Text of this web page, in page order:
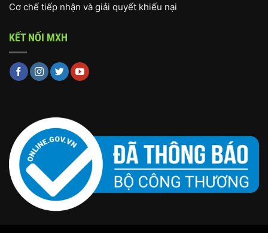
Cơ chế tiếp nhận và giải quyết khiếu nại
KẾT NỐI MXH